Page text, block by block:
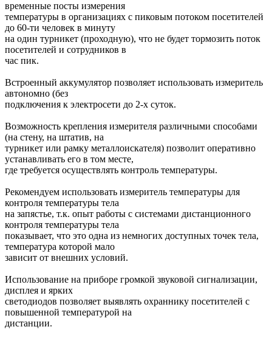
временные посты измерения
температуры в организациях с пиковым потоком посетителей
до 60-ти человек в минуту
на один турникет (проходную), что не будет тормозить поток
посетителей и сотрудников в
час пик.
Встроенный аккумулятор позволяет использовать измеритель
автономно (без
подключения к электросети до 2-х суток.
Возможность крепления измерителя различными способами
(на стену, на штатив, на
турникет или рамку металлоискателя) позволит оперативно
устанавливать его в том месте,
где требуется осуществлять контроль температуры.
Рекомендуем использовать измеритель температуры для
контроля температуры тела
на запястье, т.к. опыт работы с системами дистанционного
контроля температуры тела
показывает, что это одна из немногих доступных точек тела,
температура которой мало
зависит от внешних условий.
Использование на приборе громкой звуковой сигнализации,
дисплея и ярких
светодиодов позволяет выявлять охраннику посетителей с
повышенной температурой на
дистанции.